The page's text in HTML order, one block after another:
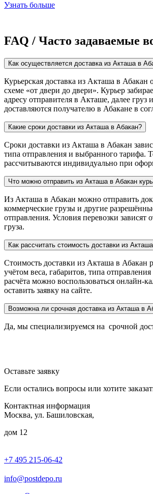
Узнать больше
FAQ / Часто задаваемые
Как осуществляется доставка из Акташа в
Курьерская доставка из Акташа в Абакан
схеме «от двери до двери». Курьер
адресу отправителя в Акташе, далее груз
доставляются получателю в Абакане в
Какие сроки доставки из Акташа в Абакан?
Сроки доставки из Акташа в Абакан
типа отправления и выбранного тарифа.
рассчитываются индивидуально при
Что можно отправить из Акташа в Абакан
Из Акташа в Абакан можно отправить
коммерческие грузы и другие
отправления. Условия перевозки зависят
груза.
Как рассчитать стоимость доставки из
Стоимость доставки из Акташа в Абакан
учётом веса, габаритов, типа
расчёта можно воспользоваться онлайн-
оставить заявку на сайте.
Возможна ли срочная доставка из Акташа в
Да, мы специализируемся на срочной
Оставьте заявку
Если остались вопросы или хотите
Контактная информация
Москва, ул. Башиловская,
дом 12
+7 495 215-06-42
info@postdepo.ru